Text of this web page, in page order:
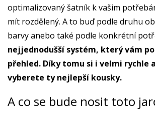
optimalizovaný šatník k vašim
mít rozdělený. A to buď podle druhu
barvy anebo také podle konkrétní
nejjednodušší systém, který vám
přehled. Díky tomu si i velmi rychle
vyberete ty nejlepší kousky.
A co se bude nosit toto